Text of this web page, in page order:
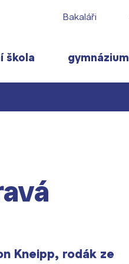
škola gymnázium
Mám problém!
školního roku
Bakaláři
Kneipp, rodák ze